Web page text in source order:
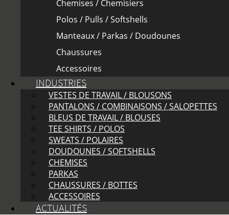
Chemises / Chemisiers
Polos / Pulls / Softshells
Manteaux / Parkas / Doudounes
Chaussures
Accessoires
INDUSTRIES
VESTES DE TRAVAIL / BLOUSONS
PANTALONS / COMBINAISONS / SALOPETTES
BLEUS DE TRAVAIL / BLOUSES
TEE SHIRTS / POLOS
SWEATS / POLAIRES
DOUDOUNES / SOFTSHELLS
CHEMISES
PARKAS
CHAUSSURES / BOTTES
ACCESSOIRES
ACTUALITÉS